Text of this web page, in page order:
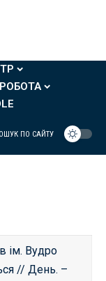
ПО САЙТУ
ім. Вудро
// День. –